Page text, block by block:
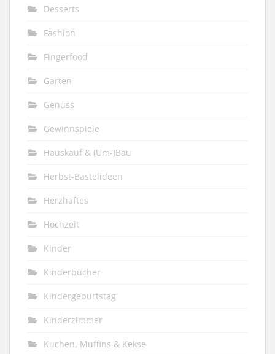
Desserts
Fashion
Fingerfood
Garten
Genuss
Gewinnspiele
Hauskauf & (Um-)Bau
Herbst-Bastelideen
Herzhaftes
Hochzeit
Kinder
Kinderbücher
Kindergeburtstag
Kinderzimmer
Kuchen, Muffins & Kekse